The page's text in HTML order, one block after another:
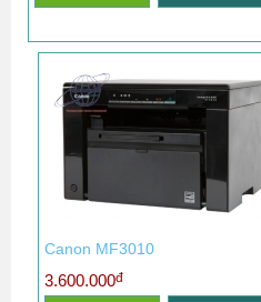
Canon MF3010
3.600.000đ